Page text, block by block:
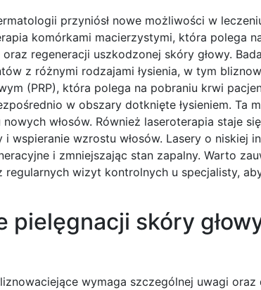
przyniósł nowe możliwości w
komórkami macierzystymi, która polega
regeneracji uszkodzonej skóry głowy.
z różnymi rodzajami łysienia, w tym
(PRP), która polega na pobraniu krwi
w obszary dotknięte łysieniem. Ta
włosów. Również laseroterapia staje
wzrostu włosów. Lasery o niskiej
i zmniejszając stan zapalny. Warto
wizyt kontrolnych u specjalisty,
pielęgnacji skóry
wymaga szczególnej uwagi